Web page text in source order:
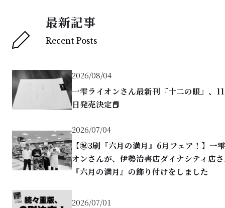
最新記事
Recent Posts
2026/08/04
一雫ライオンさん最新刊『十二の眼』、
日発売決定📕
2026/07/04
【㊗️3刷『六月の満月』6月フェア！】一
オンさんが、伊勢治書店ダイナシティ店
『六月の満月』の飾り付けをしました
2026/07/01